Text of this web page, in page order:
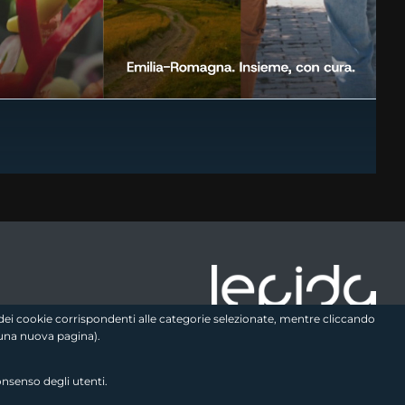
video
link utili
cookie corrispondenti alle categorie selezionate, mentre cliccando
nuova pagina).
degli utenti.